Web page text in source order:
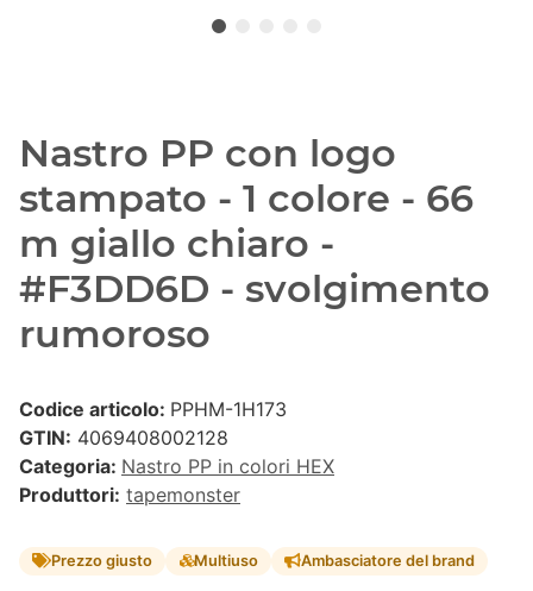
Nastro PP con logo
stampato - 1 colore - 66
m giallo chiaro -
#F3DD6D - svolgimento
rumoroso
Codice articolo: PPHM-1H173
GTIN: 4069408002128
Categoria: Nastro PP in colori HEX
Produttori: tapemonster
Prezzo giusto Multiuso Ambasciatore del brand